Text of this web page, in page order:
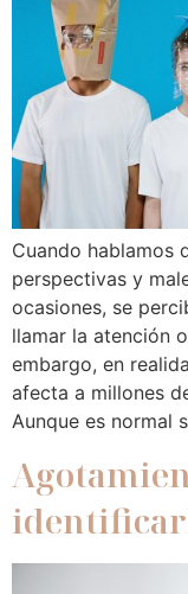
Cuando hablamos
perspectivas y
ocasiones, se
llamar la atención
embargo, en
afecta a millones
Aunque es normal